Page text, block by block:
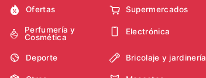
Ofertas Supermercados
Perfumería y
Cosmética
Electrónica
Deporte Bricolaje y jardinería